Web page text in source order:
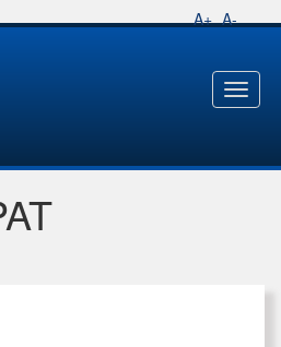
A+ A-
Toggle